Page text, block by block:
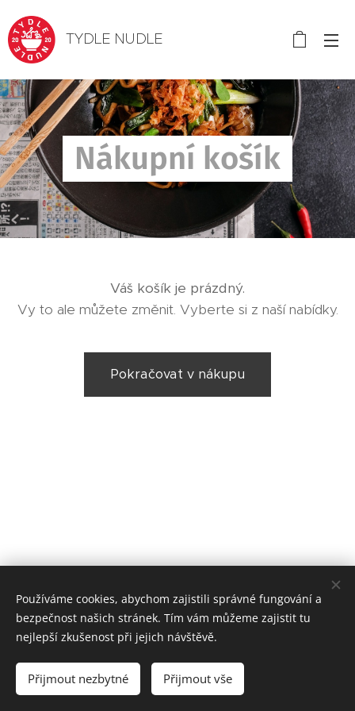
TYDLE NUDLE
Nákupní košík
Váš košík je prázdný.
Vy to ale můžete změnit. Vyberte si z naší nabídky.
Pokračovat v nákupu
Tydle Nudle - Děláme nudle - tydle s láskou
Tradegoods, s.r.o - všechna práva vyhrazena
Používáme cookies, abychom zajistili správné fungování a
bezpečnost našich stránek. Tím vám můžeme zajistit tu
nejlepší zkušenost při jejich návštěvě.
Přijmout nezbytné Přijmout vše